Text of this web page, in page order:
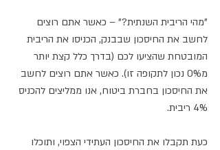
"מהי הריבית השנתית?" – כאשר אתם רוצים
לחשב את החיסכון שבבנק, הכניסו את הריבית
המובטחת שהציעו לכם (בדרך כלל קצת יותר
מ0% נכון לתקופה זו). כאשר אתם רוצים לחשב
את החיסכון בחברת ביטוח, אנו ממליצים להכניס
4% ריבית.
כעת תקבלו את החיסכון העתידי הצפוי, ותוכלו